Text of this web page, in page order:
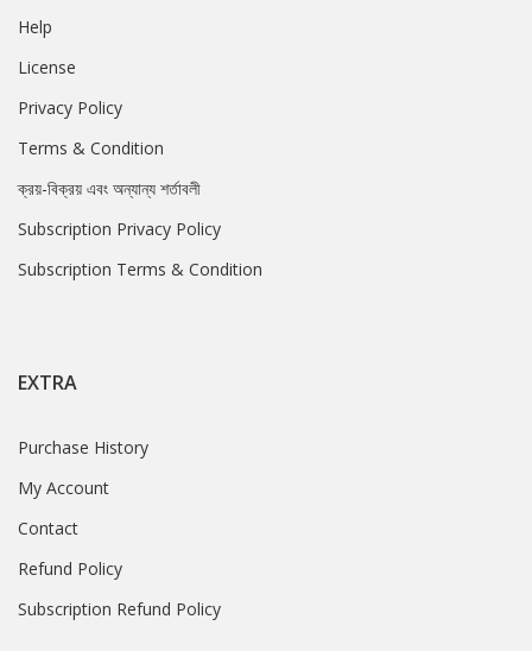
Help
License
Privacy Policy
Terms & Condition
ক্রয়-বিক্রয় এবং অন্যান্য শর্তাবলী
Subscription Privacy Policy
Subscription Terms & Condition
EXTRA
Purchase History
My Account
Contact
Refund Policy
Subscription Refund Policy